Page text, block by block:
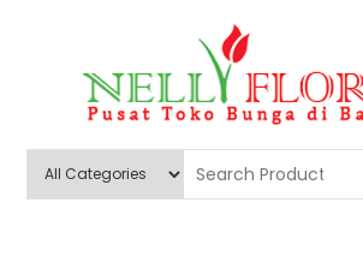
Nelly Florist